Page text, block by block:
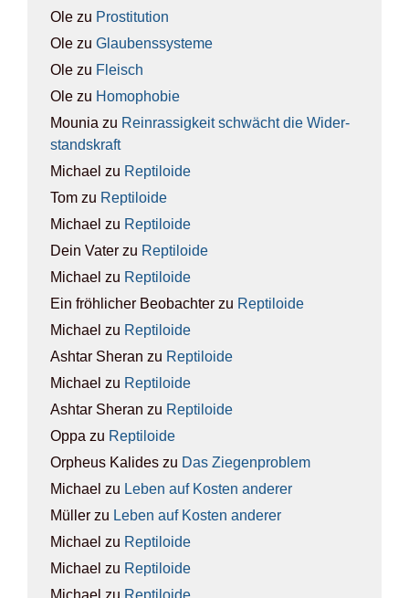
Ole zu Pro­sti­tu­ti­on
Ole zu Glau­bens­sys­te­me
Ole zu Fleisch
Ole zu Homo­pho­bie
Mounia zu Rein­ras­sig­keit schwächt die Wider­
stands­kraft
Michael zu Rep­ti­lo­ide
Tom zu Rep­ti­lo­ide
Michael zu Rep­ti­lo­ide
Dein Vater zu Rep­ti­lo­ide
Michael zu Rep­ti­lo­ide
Ein fröhlicher Beobachter zu Rep­ti­lo­ide
Michael zu Rep­ti­lo­ide
Ashtar Sheran zu Rep­ti­lo­ide
Michael zu Rep­ti­lo­ide
Ashtar Sheran zu Rep­ti­lo­ide
Oppa zu Rep­ti­lo­ide
Orpheus Kalides zu Das Zie­gen­pro­blem
Michael zu Leben auf Kos­ten ande­rer
Müller zu Leben auf Kos­ten ande­rer
Michael zu Rep­ti­lo­ide
Michael zu Rep­ti­lo­ide
Michael zu Rep­ti­lo­ide